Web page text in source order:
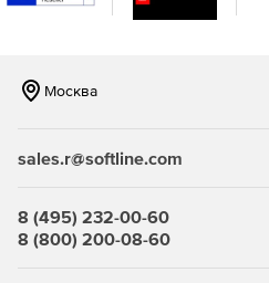
формат в веб-браузере.
Telerik DevCraft Ultimate).
Использование
отчета
Москва
sales.r@softline.com
8 (495) 232-00-60
8 (800) 200-08-60